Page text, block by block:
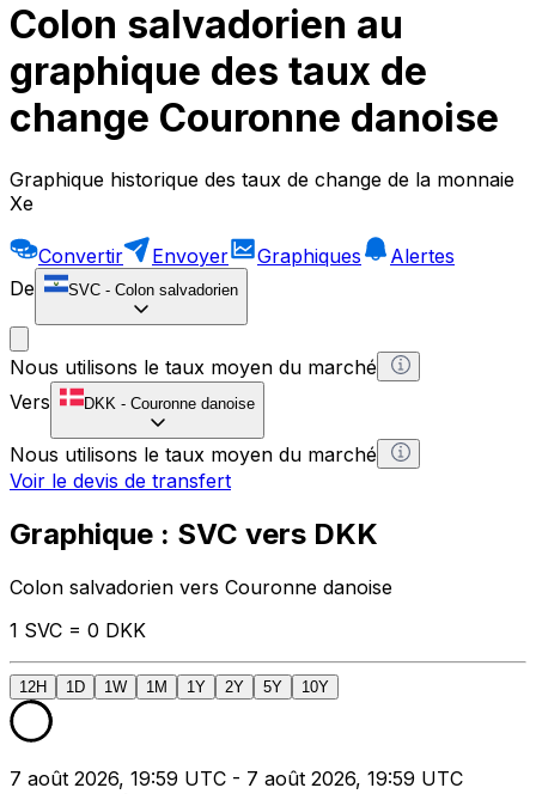
Colon salvadorien au
graphique des taux de
change Couronne danoise
Graphique historique des taux de change de la monnaie
Xe
Convertir Envoyer Graphiques
Alertes
De
SVC - Colon salvadorien
Nous utilisons le taux moyen du marché
Vers
DKK - Couronne danoise
Nous utilisons le taux moyen du marché
Voir le devis de transfert
Graphique : SVC vers DKK
Colon salvadorien vers Couronne danoise
1 SVC = 0 DKK
12H 1D 1W 1M 1Y 2Y 5Y 10Y
7 août 2026, 19:59 UTC - 7 août 2026, 19:59 UTC